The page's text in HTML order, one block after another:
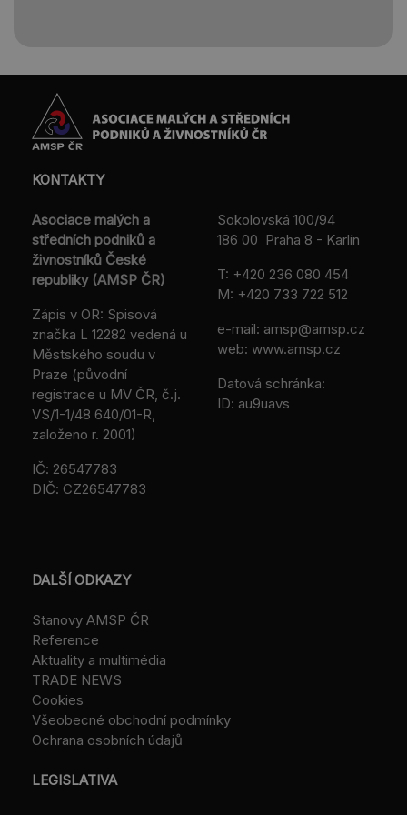
KONTAKTY
Asociace malých a
středních podniků a
živnostníků České
republiky (AMSP ČR)
Zápis v OR: Spisová
značka L 12282 vedená u
Městského soudu v
Praze (původní
registrace u MV ČR, č.j.
VS/1-1/48 640/01-R,
založeno r. 2001)
IČ: 26547783
DIČ: CZ26547783
Sokolovská 100/94
186 00 Praha 8 - Karlín
T: +420 236 080 454
M: +420 733 722 512
e-mail: amsp@amsp.cz
web: www.amsp.cz
Datová schránka:
ID: au9uavs
DALŠÍ ODKAZY
Stanovy AMSP ČR
Reference
Aktuality a multimédia
TRADE NEWS
Cookies
Všeobecné obchodní podmínky
Ochrana osobních údajů
LEGISLATIVA